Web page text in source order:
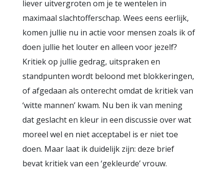
liever uitvergroten om je te wentelen in
maximaal slachtofferschap. Wees eens eerlijk,
komen jullie nu in actie voor mensen zoals ik of
doen jullie het louter en alleen voor jezelf?
Kritiek op jullie gedrag, uitspraken en
standpunten wordt beloond met blokkeringen,
of afgedaan als onterecht omdat de kritiek van
‘witte mannen’ kwam. Nu ben ik van mening
dat geslacht en kleur in een discussie over wat
moreel wel en niet acceptabel is er niet toe
doen. Maar laat ik duidelijk zijn: deze brief
bevat kritiek van een ‘gekleurde’ vrouw.